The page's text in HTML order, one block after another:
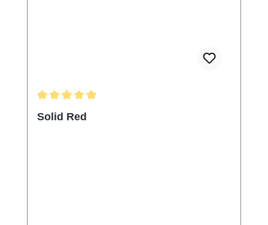
Solid Red